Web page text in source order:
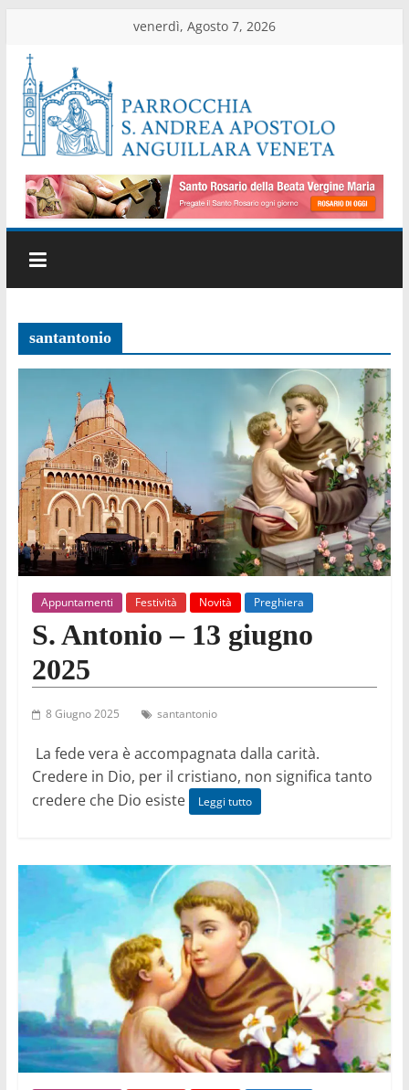
contenuto
venerdì, Agosto 7, 2026
Parrocchia
di
Anguillara
Veneta
Sito
ufficiale
della
santantonio
Appuntamenti Festività Novità Preghiera
S. Antonio – 13 giugno
2025
8 Giugno 2025 santantonio
La fede vera è accompagnata dalla carità.
Credere in Dio, per il cristiano, non significa tanto
credere che Dio esiste
Leggi tutto